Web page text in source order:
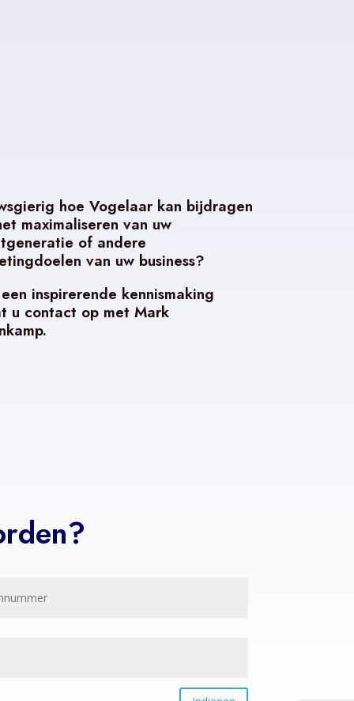
hoe Vogelaar kan bijdragen
maximaliseren van uw
of andere
van uw business?
inspirerende kennismaking
u contact op met Mark